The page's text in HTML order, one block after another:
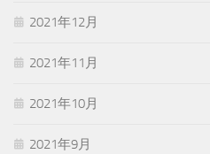
2021年12月
2021年11月
2021年10月
2021年9月